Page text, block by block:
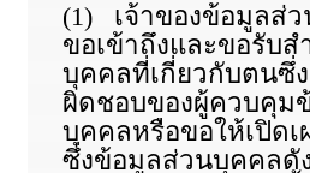
(1) เจ้าของข้อมูลส่
ขอเข้าถึงและขอรับ
บุคคลที่เกี่ยวกับตนซึ่
ผิดชอบของผู้ควบคุม
บุคคลหรือขอให้เปิดเ
ซึ่งข้อมูลส่วนบุคคลดั